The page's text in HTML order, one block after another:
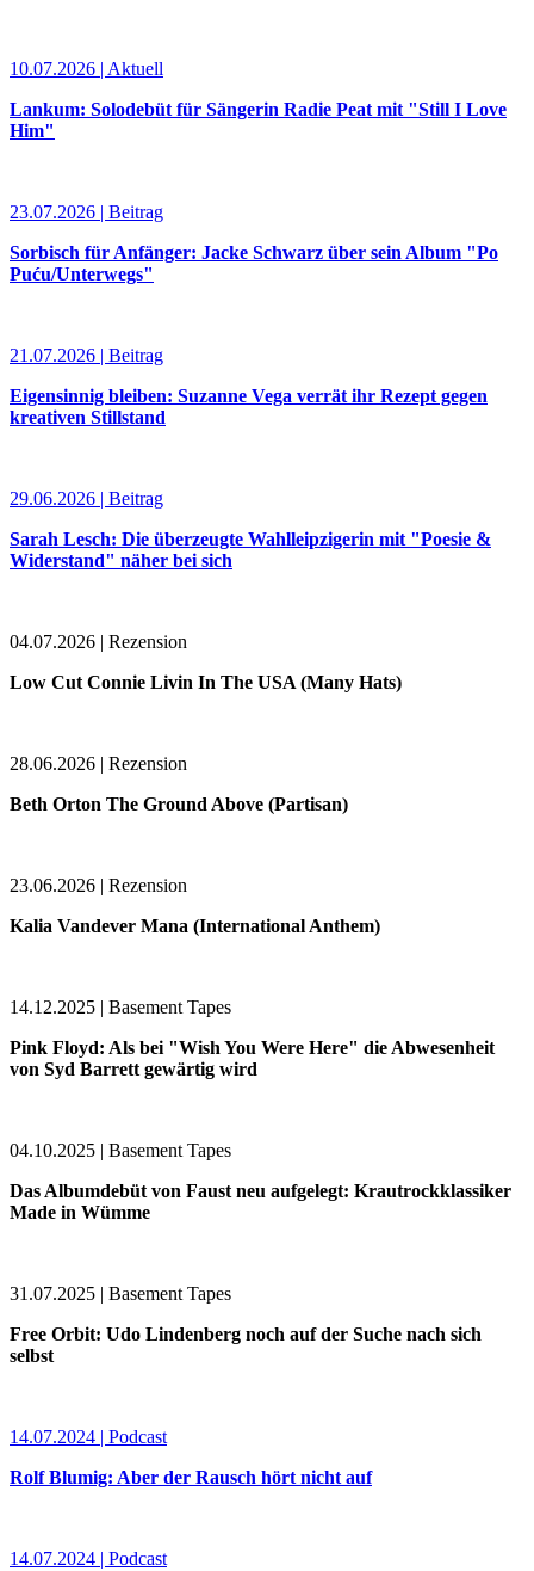
10.07.2026 | Aktuell
Lankum: Solodebüt für Sängerin Radie Peat mit "Still I Love
Him"
23.07.2026 | Beitrag
Sorbisch für Anfänger: Jacke Schwarz über sein Album "Po
Puću/Unterwegs"
21.07.2026 | Beitrag
Eigensinnig bleiben: Suzanne Vega verrät ihr Rezept gegen
kreativen Stillstand
29.06.2026 | Beitrag
Sarah Lesch: Die überzeugte Wahlleipzigerin mit "Poesie &
Widerstand" näher bei sich
04.07.2026 | Rezension
Low Cut Connie Livin In The USA (Many Hats)
28.06.2026 | Rezension
Beth Orton The Ground Above (Partisan)
23.06.2026 | Rezension
Kalia Vandever Mana (International Anthem)
14.12.2025 | Basement Tapes
Pink Floyd: Als bei "Wish You Were Here" die Abwesenheit
von Syd Barrett gewärtig wird
04.10.2025 | Basement Tapes
Das Albumdebüt von Faust neu aufgelegt: Krautrockklassiker
Made in Wümme
31.07.2025 | Basement Tapes
Free Orbit: Udo Lindenberg noch auf der Suche nach sich
selbst
14.07.2024 | Podcast
Rolf Blumig: Aber der Rausch hört nicht auf
14.07.2024 | Podcast